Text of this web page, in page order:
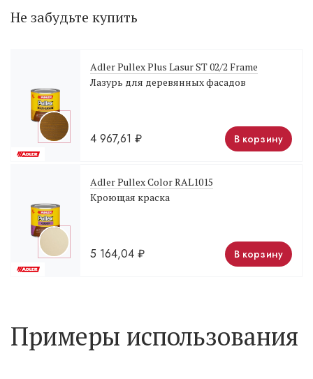
Не забудьте купить
Adler Pullex Plus Lasur ST 02/2 Frame
Лазурь для деревянных фасадов
4 967,61 ₽ В корзину
Adler Pullex Color RAL1015
Кроющая краска
5 164,04 ₽ В корзину
Примеры использования